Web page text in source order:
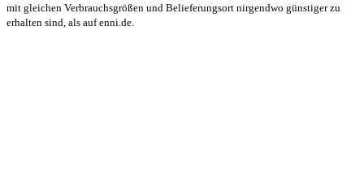
mit gleichen Verbrauchsgrößen und Belieferungsort nirgendwo günstiger zu
erhalten sind, als auf enni.de.